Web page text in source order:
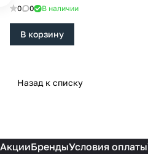
0 0 В наличии
В корзину
Назад к списку
АкцииБрендыУсловия оплаты